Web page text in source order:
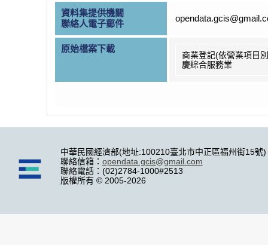
資料集提供機關
聯絡人電子郵件
原始檔案下載
商業登記(依營業項目
慶綜合服務業
中華民國經濟部(地址:100210臺北市中正區福州街15號)
聯絡信箱： opendata.gcis@gmail.com
聯絡電話：(02)2784-1000#2513
版權所有 © 2005-2026